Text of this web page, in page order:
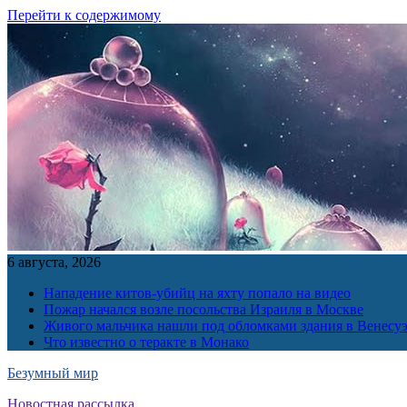
Перейти к содержимому
6 августа, 2026
Нападение китов-убийц на яхту попало на видео
Пожар начался возле посольства Израиля в Москве
Живого мальчика нашли под обломками здания в
Что известно о теракте в Монако
Безумный мир
Новостная рассылка